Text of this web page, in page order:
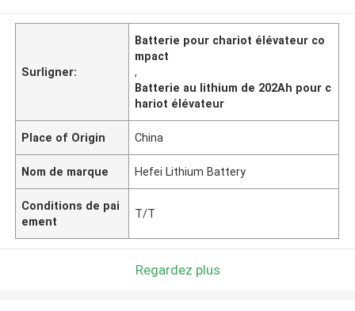
Surligner:
Batterie pour chariot élévateur co
mpact
,
Batterie au lithium de 202Ah pour c
hariot élévateur
Place of Origin China
Nom de marque Hefei Lithium Battery
Conditions de pai
ement
T/T
Regardez plus